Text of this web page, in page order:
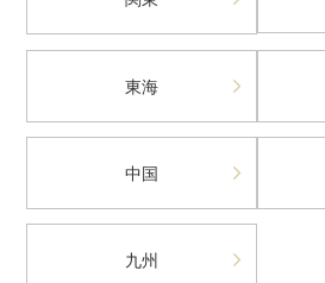
東海
中国
九州